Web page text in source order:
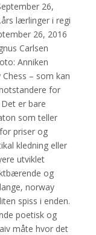
26,
lærlinger i regi
26, 2016
Carlsen
Anniken
– som kan
for
er bare
som teller
priser og
kledning eller
utviklet
og
norway
spiss i enden.
poetisk og
måte hvor det